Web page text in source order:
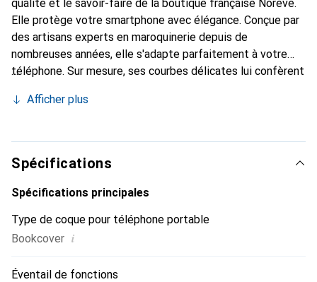
qualité et le savoir-faire de la boutique française Noreve.
Elle protège votre smartphone avec élégance. Conçue par
des artisans experts en maroquinerie depuis de
nombreuses années, elle s'adapte parfaitement à votre
téléphone. Sur mesure, ses courbes délicates lui confèrent
et indispensable de votre smartphone. Reconnaissable à
marque Noreve est un choix sûr pour une clientèle
exigeante.
Afficher plus
Spécifications
Spécifications principales
Type de coque pour téléphone portable
Bookcover i
Éventail de fonctions